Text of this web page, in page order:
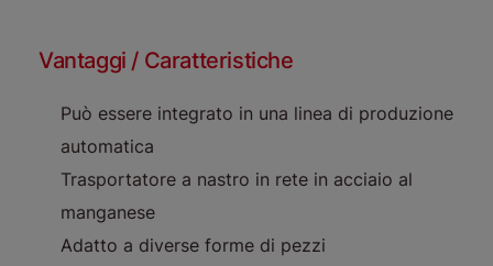
Vantaggi / Caratteristiche
Può essere integrato in una linea di produzione
automatica
Trasportatore a nastro in rete in acciaio al
manganese
Adatto a diverse forme di pezzi